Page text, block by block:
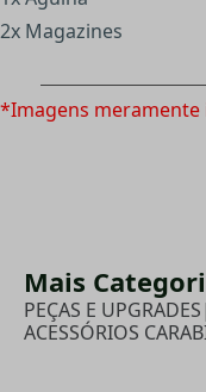
2x Magazines
*Imagens meramente
Mais
PEÇAS E UPGRADES|
ACESSÓRIOS